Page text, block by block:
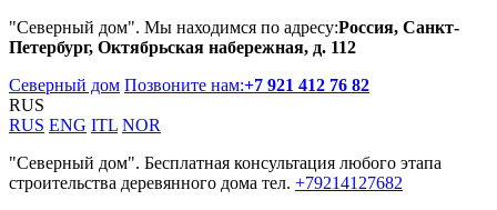
"Северный дом". Мы находимся по адресу:Россия, Санкт-
Петербург, Октябрьская набережная, д. 112
Северный дом Позвоните нам:+7 921 412 76 82
RUS
RUS ENG ITL NOR
"Северный дом". Бесплатная консультация любого этапа
строительства деревянного дома тел. +79214127682